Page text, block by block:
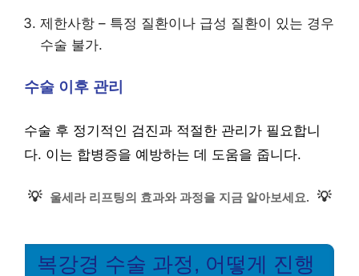
제한사항 – 특정 질환이나 급성 질환이 있는 경우
수술 불가.
수술 이후 관리
수술 후 정기적인 검진과 적절한 관리가 필요합니
다. 이는 합병증을 예방하는 데 도움을 줍니다.
💡 울세라 리프팅의 효과와 과정을 지금 알아보세요. 💡
복강경 수술 과정, 어떻게 진행